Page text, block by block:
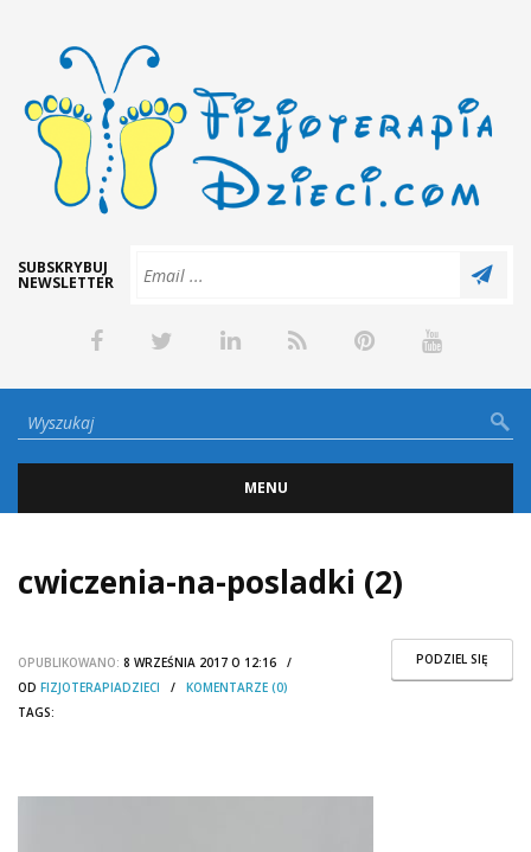
SUBSKRYBUJ
NEWSLETTER
MENU
cwiczenia-na-posladki (2)
PODZIEL SIĘ
OPUBLIKOWANO: 8 WRZEŚNIA 2017 O 12:16 /
OD FIZJOTERAPIADZIECI / KOMENTARZE (0)
TAGS: